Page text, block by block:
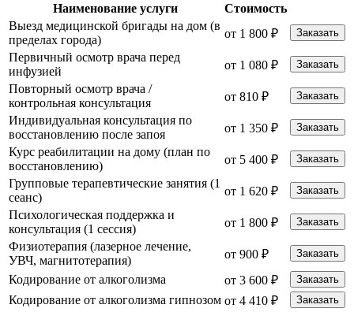
Наименование услуги
Стоимость
Выезд медицинской бригады на дом (в
пределах города)
от 1 800 ₽ Заказать
Первичный осмотр врача перед
инфузией
от 1 080 ₽ Заказать
Повторный осмотр врача /
контрольная консультация
от 810 ₽ Заказать
Индивидуальная консультация по
восстановлению после запоя
от 1 350 ₽ Заказать
Курс реабилитации на дому (план по
восстановлению)
от 5 400 ₽ Заказать
Групповые терапевтические занятия (1
сеанс)
от 1 620 ₽ Заказать
Психологическая поддержка и
консультация (1 сессия)
от 1 800 ₽ Заказать
Физиотерапия (лазерное лечение,
УВЧ, магнитотерапия)
от 900 ₽ Заказать
Кодирование от алкоголизма от 3 600 ₽ Заказать
Кодирование от алкоголизма гипнозом от 4 410 ₽ Заказать